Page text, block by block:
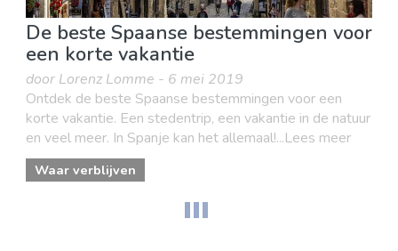
De beste Spaanse bestemmingen voor
een korte vakantie
door Lorenz Lomme - 6 mei 2019
Ontdek de beste Spaanse bestemmingen voor een
korte vakantie. Een stedentrip, een vakantie in de natuur
en veel meer. In Spanje kan het allemaal!...Lees meer
Waar verblijven